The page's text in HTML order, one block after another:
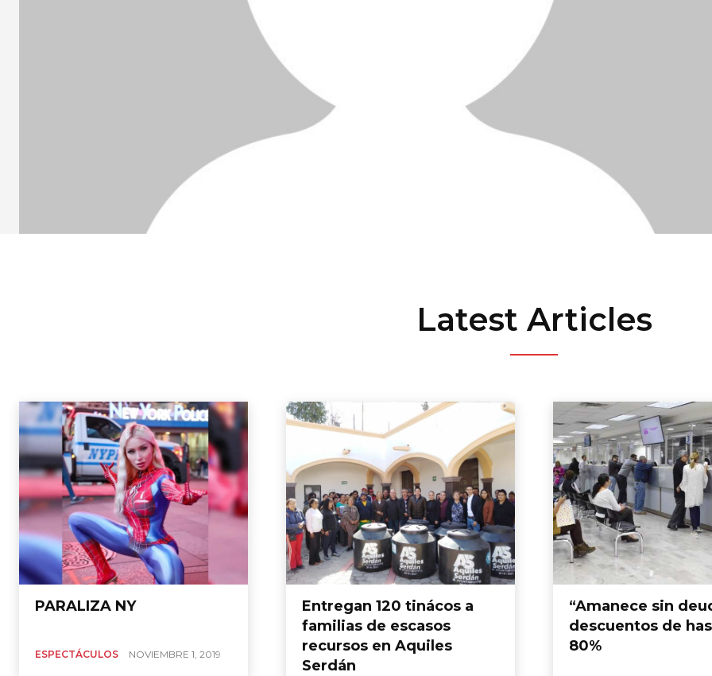
Latest Articles
PARALIZA NY
ESPECTÁCULOS NOVIEMBRE 1, 2019
Entregan 120 tinácos a
familias de escasos
recursos en Aquiles
Serdán
“Amanece sin
descuentos de
80%